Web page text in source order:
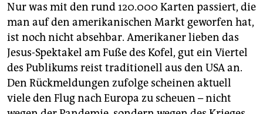
Nur was mit den rund 120.000 Karten passiert, die
man auf den amerikanischen Markt geworfen hat,
ist noch nicht absehbar. Amerikaner lieben das
Jesus-Spektakel am Fuße des Kofel, gut ein Viertel
des Publikums reist traditionell aus den USA an.
Den Rückmeldungen zufolge scheinen aktuell
viele den Flug nach Europa zu scheuen – nicht